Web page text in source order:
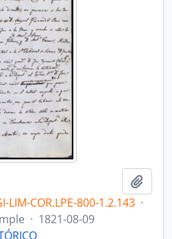
LIM-COR.LPE-800-1.2.143 ·
· 1821-08-09